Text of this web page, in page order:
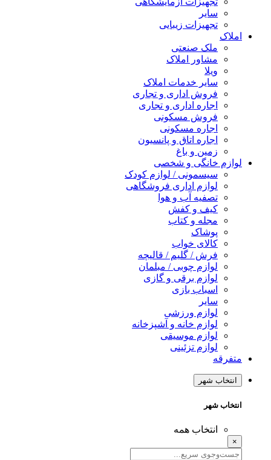
سایر
تجهیزات زیبایی
املاک
ملک صنعتی
مشاور املاک
ویلا
سایر خدمات املاک
فروش اداری و تجاری
اجاره اداری و تجاری
فروش مسکونی
اجاره مسکونی
اجاره اتاق و پانسیون
زمین و باغ
لوازم خانگی و شخصی
سیسمونی / لوازم کودک
لوازم اداری فروشگاهی
تصفیه آب و هوا
کیف و کفش
مجله و کتاب
پوشاک
کالای خواب
فرش / گلیم / قالیچه
لوازم چوبی / مبلمان
لوازم برقی و گازی
اسباب بازی
سایر
لوازم ورزشی
لوازم خانه و آشپزخانه
لوازم موسیقی
لوازم تزئینی
متفرقه
انتخاب شهر
انتخاب شهر
انتخاب همه
×